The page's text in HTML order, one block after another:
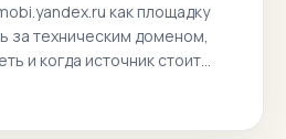
как площадку
за техническим доменом,
и когда источник стоит